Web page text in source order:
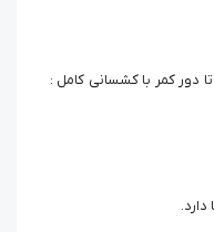
تا دور کمر بدون کشسانی : 60 و تا دور کمر با کشسانی کامل :